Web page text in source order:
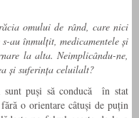
omului de rând, care nici
au înmulțit, medicamentele și
la alta. Neimplicându-ne,
și suferința celuilalt?
sunt puși să conducă în stat
o orientare câtuși de puțin